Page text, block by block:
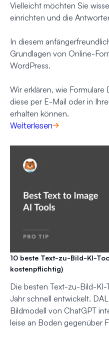
Vielleicht möchten Sie
einrichten und die
In diesem
Grundlagen von Online-
WordPress.
Wir erklären, wie Formulare
diese per E-Mail oder in
erhalten können.
Weiterlesen
10 beste Text-zu-Bild-KI-
kostenpflichtig)
Die besten Text-zu-Bild-
Jahr schnell entwickelt.
Bildmodell von ChatGPT
leise an Boden gegenüber